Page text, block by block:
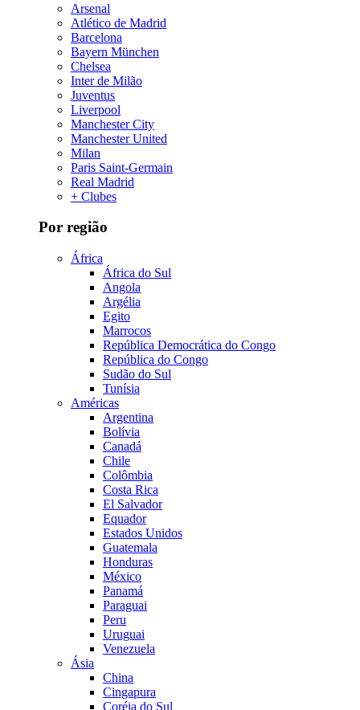
Arsenal
Atlético de Madrid
Barcelona
Bayern München
Chelsea
Inter de Milão
Juventus
Liverpool
Manchester City
Manchester United
Milan
Paris Saint-Germain
Real Madrid
+ Clubes
Por região
África
África do Sul
Angola
Argélia
Egito
Marrocos
República Democrática do Congo
República do Congo
Sudão do Sul
Tunísia
Américas
Argentina
Bolívia
Canadá
Chile
Colômbia
Costa Rica
El Salvador
Equador
Estados Unidos
Guatemala
Honduras
México
Panamá
Paraguai
Peru
Uruguai
Venezuela
Ásia
China
Cingapura
Coréia do Sul